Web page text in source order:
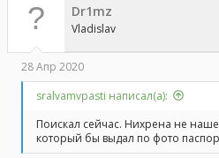
Dr1mz
Vladislav
28 Апр 2020
sralvamvpasti написал(а):
Поискал сейчас. Нихрена не
который бы выдал по фото